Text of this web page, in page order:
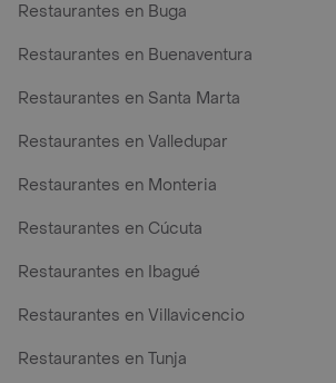
Restaurantes en Buga
Restaurantes en Buenaventura
Restaurantes en Santa Marta
Restaurantes en Valledupar
Restaurantes en Monteria
Restaurantes en Cúcuta
Restaurantes en Ibagué
Restaurantes en Villavicencio
Restaurantes en Tunja